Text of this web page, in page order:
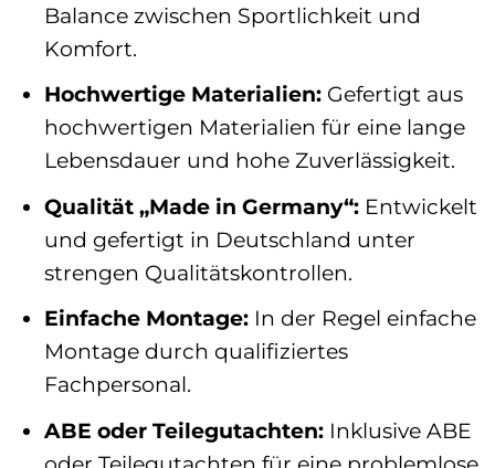
Balance zwischen Sportlichkeit und
Komfort.
Hochwertige Materialien:Gefertigt aus
hochwertigen Materialien für eine lange
Lebensdauer und hohe Zuverlässigkeit.
Qualität „Made in Germany“:Entwickelt
und gefertigt in Deutschland unter
strengen Qualitätskontrollen.
Einfache Montage:In der Regel einfache
Montage durch qualifiziertes
Fachpersonal.
ABE oder Teilegutachten:Inklusive ABE